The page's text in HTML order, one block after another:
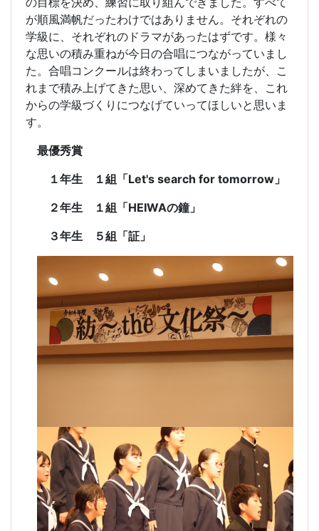
が順風満帆だったわけではありません。それぞれの
学級に、それぞれのドラマがあったはずです。様々
な思いの積み重ねが今日の合唱につながっていまし
た。合唱コンクールは終わってしまいましたが、こ
れまで積み上げてきた思い、深めてきた絆を、これ
からの学級づくりにつなげていってほしいと思いま
す。
最優秀賞
１年生 １組「Let's search for tomorrow」
２年生 １組「HEIWAの鐘」
３年生 ５組「証」